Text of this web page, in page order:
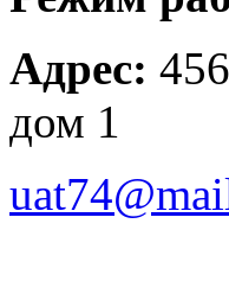
Адрес:
дом 1